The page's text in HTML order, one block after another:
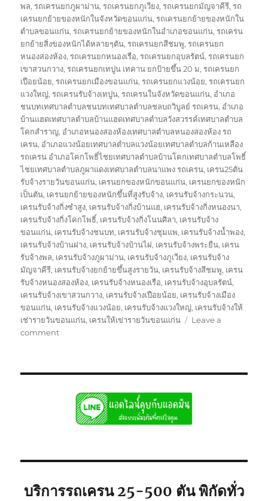
พล,รถเครนยกภูผาม่าน,รถเครนยกภูเวียง,รถเครนยกมัญจาคีรี,รถ
เครนยกย้ายของหนักในจังหวัดขอนแก่น,รถเครนยกย้ายของหนักใน
ตำบลขอนแก่น,รถเครนยกย้ายของหนักในอำเภอขอนแก่น,รถเครน
ยกย้ายสิ่งของหนักได้หลายๆตัน,รถเครนยกสีชมพู,รถเครนยก
หนองสองห้อง,รถเครนยกหนองเรือ,รถเครนยกอุบลรัตน์,รถเครนยก
เขาสวนกวาง,รถเครนยกเทปูน เทคาน ยกป้ายขึ้น 20 ม,รถเครนยก
เปือยน้อย,รถเครนยกเมืองขอนแก่น,รถเครนยกแวงน้อย,รถเครนยก
แวงใหญ่,รถเครนรับจ้างเทปูน,รถเครนในจังหวัดขอนแก่น, อำเภอ
ชนบทเทศบาลตำบลชนบทเทศบาลตำบลชลบถวิบูลย์ รถเครน, อำเภอ
บ้านแฮดเทศบาลตำบลบ้านแฮดเทศบาลตำบลวังสวรรค์เทศบาลตำบล
โคกสำราญ, อำเภอหนองสองห้องเทศบาลตำบลหนองสองห้อง รถ
เครน, อำเภอแวงน้อยเทศบาลตำบลแวงน้อยเทศบาลตำบลก้านเหลือง
รถเครน อำเภอโคกโพธิ์ไชยเทศบาลตำบลบ้านโคกเทศบาลตำบลโพธิ์
ไชยเทศบาลตำบลภูผาแดงเทศบาลตำบลนาแพง รถเครน, เครน25ตัน
รับจ้างรายวันขอนแก่น, เครนยกของหนักขอนแก่น, เครนยกของหนัก
เป็นตัน, เครนยกย้ายของหนักขึ้นที่สูงรับจ้าง, เครนรับจ้างกระนวน,
เครนรับจ้างกิ่งซำสูง, เครนรับจ้างกิ่งบ้านแฮ, เครนรับจ้างกิ่งหนองนา,
เครนรับจ้างกิ่งโคกโพธิ์, เครนรับจ้างกิ่งโนนศิลา, เครนรับจ้าง
ขอนแก่น, เครนรับจ้างชนบท, เครนรับจ้างชุมแพ, เครนรับจ้างน้ำพอง,
เครนรับจ้างบ้านฝาง, เครนรับจ้างบ้านไผ่, เครนรับจ้างพระยืน, เครน
รับจ้างพล, เครนรับจ้างภูผาม่าน, เครนรับจ้างภูเวียง, เครนรับจ้าง
มัญจาคีรี, เครนรับจ้างยกย้ายขึ้นสูงรายวัน, เครนรับจ้างสีชมพู, เครน
รับจ้างหนองสองห้อง, เครนรับจ้างหนองเรือ, เครนรับจ้างอุบลรัตน์,
เครนรับจ้างเขาสวนกวาง, เครนรับจ้างเปือยน้อย, เครนรับจ้างเมือง
ขอนแก่น, เครนรับจ้างแวงน้อย, เครนรับจ้างแวงใหญ่, เครนรับจ้างให้
เช่ารายวันขอนแก่น, เครนให้เข่ารายวันขอนแก่น
Leave a
commenton
บริการรถเครน 25-500 ตัน พิกัดทั่ว